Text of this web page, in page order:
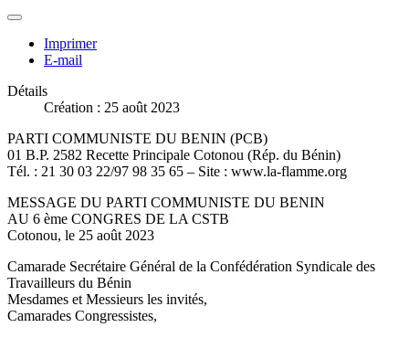
Imprimer
E-mail
Détails
Création : 25 août 2023
PARTI COMMUNISTE DU BENIN (PCB)
01 B.P. 2582 Recette Principale Cotonou (Rép. du Bénin)
Tél. : 21 30 03 22/97 98 35 65 – Site : www.la-flamme.org
MESSAGE DU PARTI COMMUNISTE DU BENIN
AU 6 ème CONGRES DE LA CSTB
Cotonou, le 25 août 2023
Camarade Secrétaire Général de la Confédération Syndicale des
Travailleurs du Bénin
Mesdames et Messieurs les invités,
Camarades Congressistes,